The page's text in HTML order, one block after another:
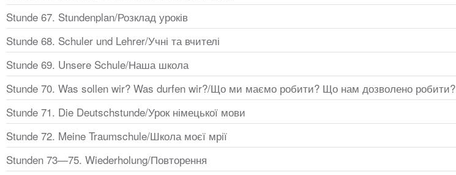
Stunde 67. Stundenplan/Розклад уроків
Stunde 68. Schuler und Lehrer/Учні та вчителі
Stunde 69. Unsere Schule/Наша школа
Stunde 70. Was sollen wir? Was durfen wir?/Що ми маємо робити? Що нам дозволено робити?
Stunde 71. Die Deutschstunde/Урок німецької мови
Stunde 72. Meine Traumschule/Школа моєї мрії
Stunden 73—75. Wiederholung/Повторення